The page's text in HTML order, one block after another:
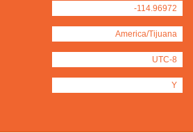
-114.96972
America/Tijuana
UTC-8
Y